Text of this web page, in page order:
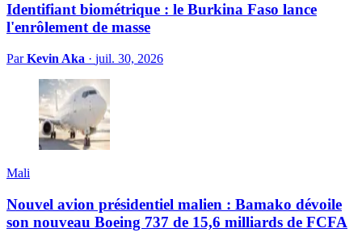
Identifiant biométrique : le Burkina Faso lance
l'enrôlement de masse
ParKevin Aka · juil. 30, 2026
Mali
Nouvel avion présidentiel malien : Bamako dévoile
son nouveau Boeing 737 de 15,6 milliards de FCFA